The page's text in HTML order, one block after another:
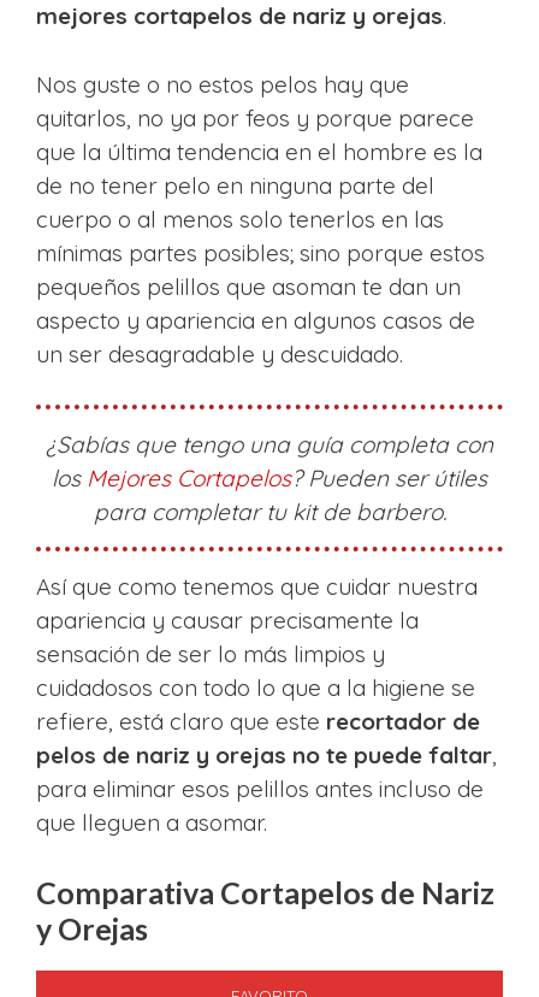
mejores cortapelos de nariz y orejas.
Nos guste o no estos pelos hay que
quitarlos, no ya por feos y porque parece
que la última tendencia en el hombre es la
de no tener pelo en ninguna parte del
cuerpo o al menos solo tenerlos en las
mínimas partes posibles; sino porque estos
pequeños pelillos que asoman te dan un
aspecto y apariencia en algunos casos de
un ser desagradable y descuidado.
¿Sabías que tengo una guía completa con
los Mejores Cortapelos? Pueden ser útiles
para completar tu kit de barbero.
Así que como tenemos que cuidar nuestra
apariencia y causar precisamente la
sensación de ser lo más limpios y
cuidadosos con todo lo que a la higiene se
refiere, está claro que este recortador de
pelos de nariz y orejas no te puede faltar,
para eliminar esos pelillos antes incluso de
que lleguen a asomar.
Comparativa Cortapelos de Nariz
y Orejas